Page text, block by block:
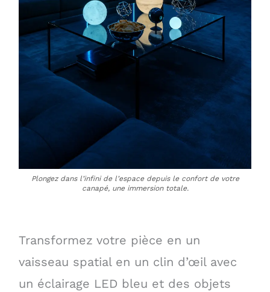
Plongez dans l’infini de l’espace depuis le confort de votre
canapé, une immersion totale.
Transformez votre pièce en un
vaisseau spatial en un clin d’œil avec
un éclairage LED bleu et des objets